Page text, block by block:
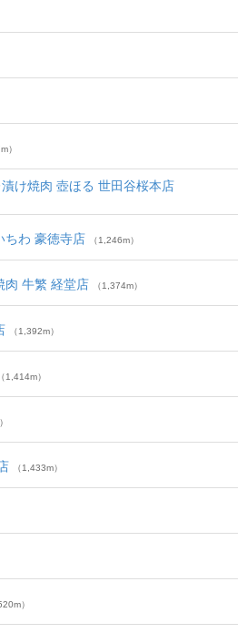
）
け焼肉 壺ほる 世田谷桜本店
ちわ 豪徳寺店 （1,246m）
肉 牛繁 経堂店 （1,374m）
（1,392m）
（1,414m）
（1,433m）
）